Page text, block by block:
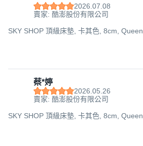
2026.07.08
賣家: 酷澎股份有限公司
SKY SHOP 頂級床墊, 卡其色, 8cm, Queen
蔡*婷
2026.05.26
賣家: 酷澎股份有限公司
SKY SHOP 頂級床墊, 卡其色, 8cm, Queen